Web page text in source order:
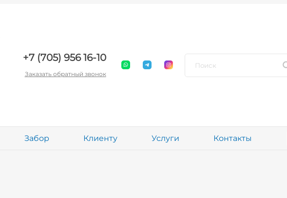
+7 (705) 956 16-10
Заказать обратный звонок
Забор Клиенту Услуги Контакты